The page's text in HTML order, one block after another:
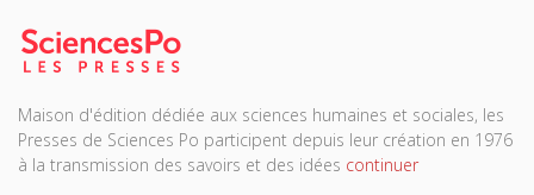
Maison d'édition dédiée aux sciences humaines et sociales, les
Presses de Sciences Po participent depuis leur création en 1976
à la transmission des savoirs et des idées continuer